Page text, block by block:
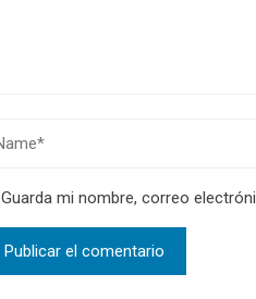
Guarda mi nombre, correo